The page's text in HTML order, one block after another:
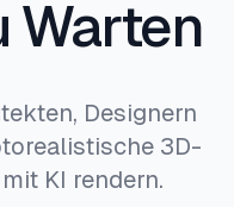
Warten
Designern
3D-
KI rendern.